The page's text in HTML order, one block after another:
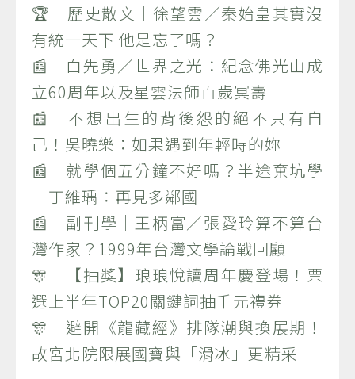
🏆 歷史散文｜徐望雲／秦始皇其實沒
有統一天下 他是忘了嗎？
📰 白先勇／世界之光：紀念佛光山成
立60周年以及星雲法師百歲冥壽
📰 不想出生的背後怨的絕不只有自
己！吳曉樂：如果遇到年輕時的妳
📰 就學個五分鐘不好嗎？半途棄坑學
｜丁維瑀：再見多鄰國
📰 副刊學｜王柄富／張愛玲算不算台
灣作家？1999年台灣文學論戰回顧
🎊 【抽獎】琅琅悅讀周年慶登場！票
選上半年TOP20關鍵詞抽千元禮券
🎊 避開《龍藏經》排隊潮與換展期！
故宮北院限展國寶與「滑冰」更精采